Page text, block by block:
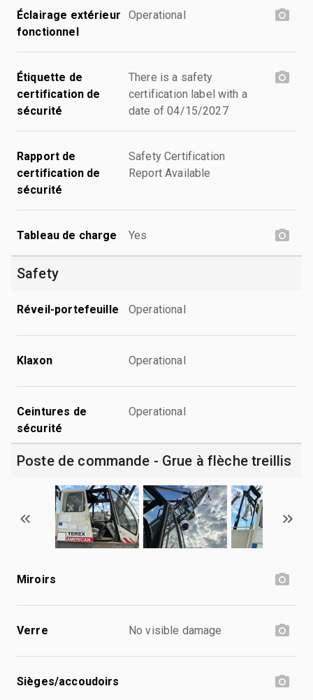
Éclairage extérieur
fonctionnel
Operational
Étiquette de
certification de
sécurité
There is a safety
certification label with a
date of 04/15/2027
Rapport de
certification de
sécurité
Safety Certification
Report Available
Tableau de charge Yes
Safety
Réveil-portefeuille Operational
Klaxon Operational
Ceintures de
sécurité
Operational
Poste de commande - Grue à flèche treillis
Miroirs
Verre No visible damage
Sièges/accoudoirs